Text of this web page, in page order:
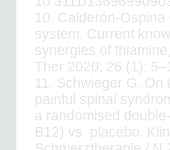
10. Calderón-
system: Current
synergies of
Ther 2020; 26 (1):
11. Schwieger G.
painful spinal
a randomised
B12) vs. placebo.